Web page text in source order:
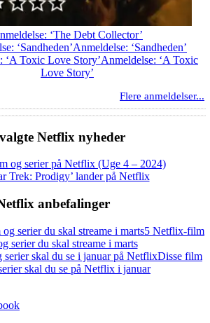
‘The Debt Collector’
Anmeldelse: ‘Sandheden’
Anmeldelse: ‘A Toxic
Love Story’
Flere anmeldelser...
Netflix nyheder
og serier på Netflix (Uge 4 – 2024)
Trek: Prodigy’ lander på Netflix
anbefalinger
5 Netflix-film
serier du skal streame i marts
Disse film
skal du se på Netflix i januar